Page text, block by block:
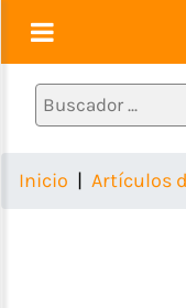
Decoraciones
y
Cumpleaños
Inicio Artículos